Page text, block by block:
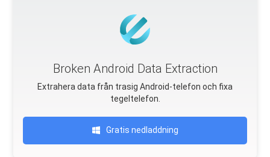
Broken Android Data Extraction
Extrahera data från trasig Android-telefon och fixa
tegeltelefon.
Gratis nedladdning